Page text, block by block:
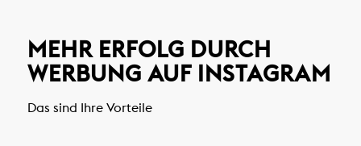
MEHR ERFOLG DURCH
WERBUNG AUF INSTAGRAM
Das sind Ihre Vorteile